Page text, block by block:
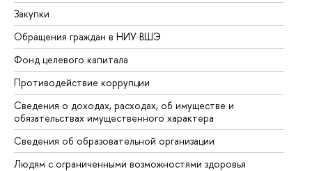
Закупки
Обращения граждан в НИУ ВШЭ
Фонд целевого капитала
Противодействие коррупции
Сведения о доходах, расходах, об имуществе и
обязательствах имущественного характера
Сведения об образовательной организации
Людям с ограниченными возможностями здоровья